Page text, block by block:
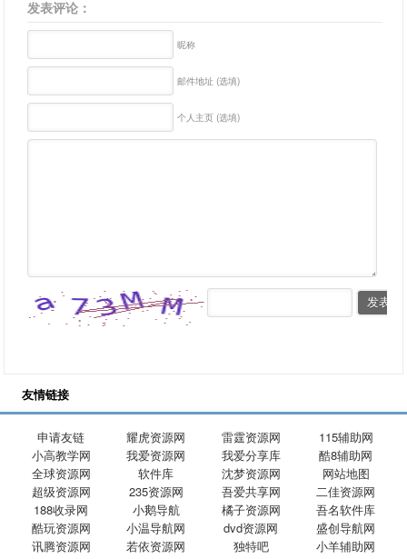
发表评论：
昵称
邮件地址 (选填)
个人主页 (选填)
友情链接
申请友链 耀虎资源网 雷霆资源网
115辅助网
小高教学网
我爱资源网 我爱分享库
酷8辅助网
全球资源网
软件库 沈梦资源网
网站地图
超级资源网
235资源网 吾爱共享网
二佳资源网
188收录网
小鹅导航 橘子资源网
吾名软件库
酷玩资源网
小温导航网 dvd资源网
盛创导航网
讯腾资源网
若依资源网 独特吧
小羊辅助网